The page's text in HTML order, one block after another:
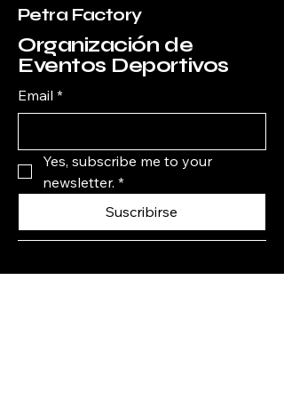
Petra Factory
Organización de
Eventos Deportivos
Email *
Yes, subscribe me to your
newsletter. *
Suscribirse